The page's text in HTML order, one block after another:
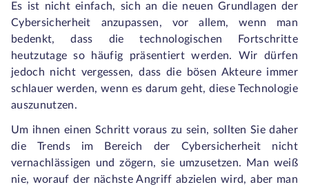
Es ist nicht einfach, sich an die neuen Grundlagen der
Cybersicherheit anzupassen, vor allem, wenn man
bedenkt, dass die technologischen Fortschritte
heutzutage so häufig präsentiert werden. Wir dürfen
jedoch nicht vergessen, dass die bösen Akteure immer
schlauer werden, wenn es darum geht, diese Technologie
auszunutzen.
Um ihnen einen Schritt voraus zu sein, sollten Sie daher
die Trends im Bereich der Cybersicherheit nicht
vernachlässigen und zögern, sie umzusetzen. Man weiß
nie, worauf der nächste Angriff abzielen wird, aber man